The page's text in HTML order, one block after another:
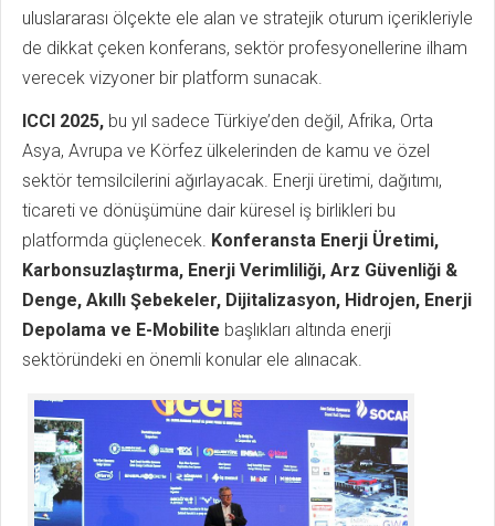
uluslararası ölçekte ele alan ve stratejik oturum içerikleriyle
de dikkat çeken konferans, sektör profesyonellerine ilham
verecek vizyoner bir platform sunacak.
ICCI 2025, bu yıl sadece Türkiye’den değil, Afrika, Orta
Asya, Avrupa ve Körfez ülkelerinden de kamu ve özel
sektör temsilcilerini ağırlayacak. Enerji üretimi, dağıtımı,
ticareti ve dönüşümüne dair küresel iş birlikleri bu
platformda güçlenecek. Konferansta Enerji Üretimi,
Karbonsuzlaştırma, Enerji Verimliliği, Arz Güvenliği &
Denge, Akıllı Şebekeler, Dijitalizasyon, Hidrojen, Enerji
Depolama ve E-Mobilite başlıkları altında enerji
sektöründeki en önemli konular ele alınacak.